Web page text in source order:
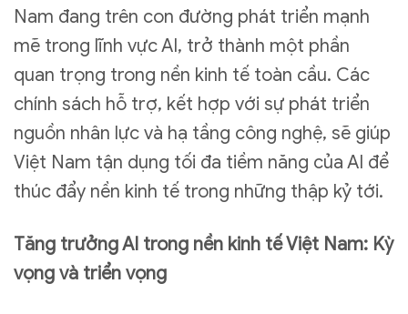
Nam đang trên con đường phát triển mạnh
mẽ trong lĩnh vực AI, trở thành một phần
quan trọng trong nền kinh tế toàn cầu. Các
chính sách hỗ trợ, kết hợp với sự phát triển
nguồn nhân lực và hạ tầng công nghệ, sẽ giúp
Việt Nam tận dụng tối đa tiềm năng của AI để
thúc đẩy nền kinh tế trong những thập kỷ tới.
Tăng trưởng AI trong nền kinh tế Việt Nam: Kỳ
vọng và triển vọng